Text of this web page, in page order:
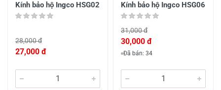
Kính bảo hộ Ingco HSG02
28,000 đ
27,000 đ
Kính bảo hộ Ingco HSG06
31,000 đ
30,000 đ
Đã bán: 34